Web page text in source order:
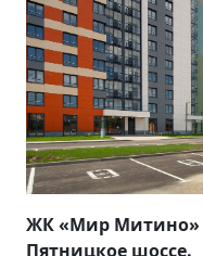
ЖК «Мир Митино»
Пятницкое шоссе.